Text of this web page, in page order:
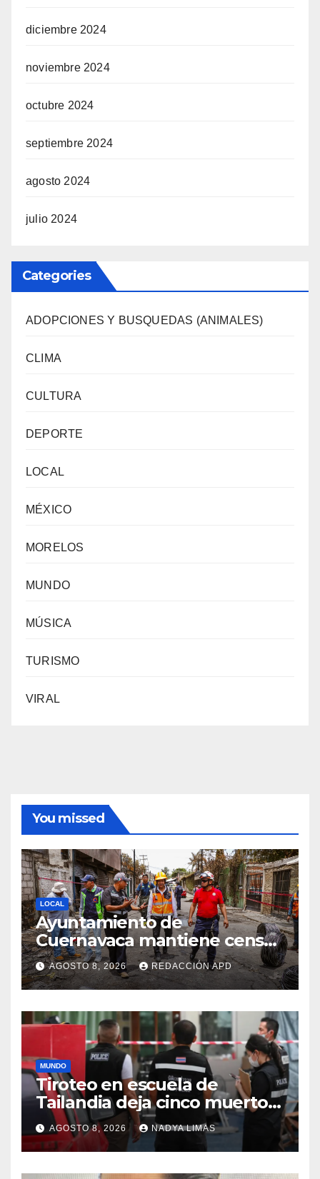
diciembre 2024
noviembre 2024
octubre 2024
septiembre 2024
agosto 2024
julio 2024
Categories
ADOPCIONES Y BUSQUEDAS (ANIMALES)
CLIMA
CULTURA
DEPORTE
LOCAL
MÉXICO
MORELOS
MUNDO
MÚSICA
TURISMO
VIRAL
You missed
LOCAL
Ayuntamiento de
Cuernavaca mantiene censo
y valoración de daños en la
colonia Las Granjas
AGOSTO 8, 2026 REDACCIÓN APD
MUNDO
Tiroteo en escuela de
Tailandia deja cinco muertos
y más de 30 heridos
AGOSTO 8, 2026 NADYA LIMAS